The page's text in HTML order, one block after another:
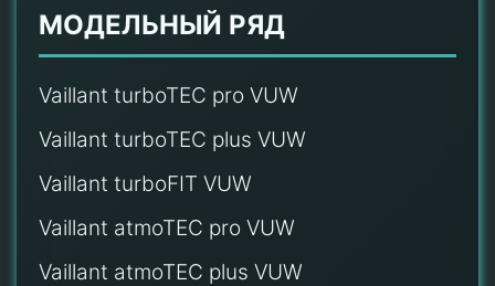
МОДЕЛЬНЫЙ РЯД
Vaillant turboTEC pro VUW
Vaillant turboTEC plus VUW
Vaillant turboFIT VUW
Vaillant atmoTEC pro VUW
Vaillant atmoTEC plus VUW